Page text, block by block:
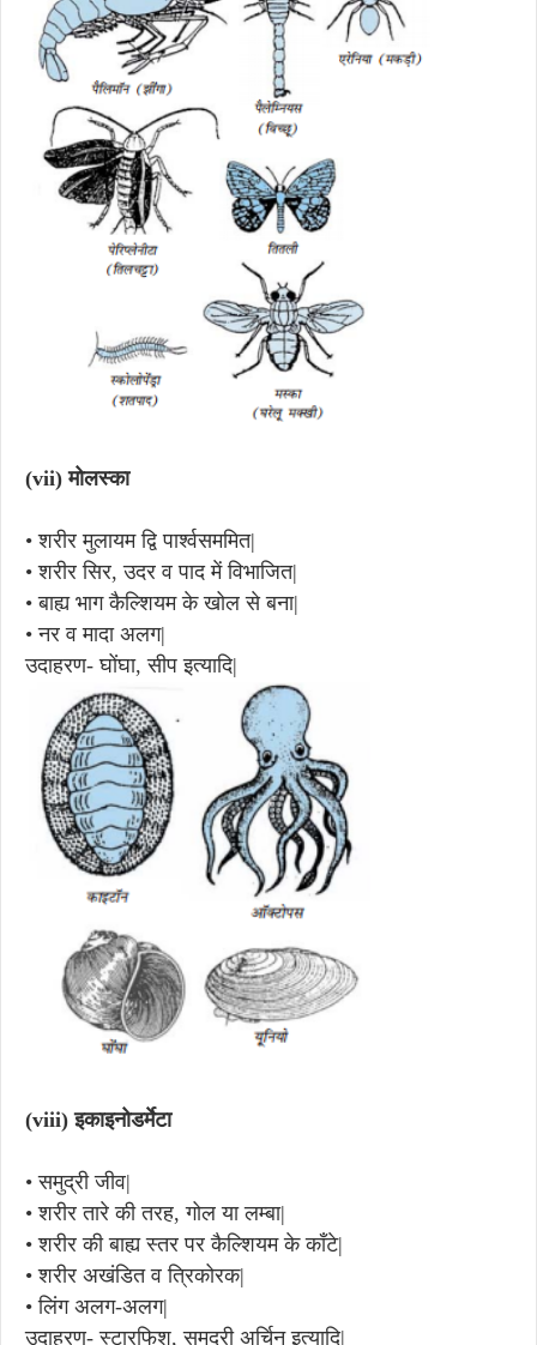
(vii) मोलस्का
• शरीर मुलायम द्वि पार्श्वसममित|
• शरीर सिर, उदर व पाद में विभाजित|
• बाह्य भाग कैल्शियम के खोल से बना|
• नर व मादा अलग|
उदाहरण- घोंघा, सीप इत्यादि|
(viii) इकाइनोडर्मेटा
• समुद्री जीव|
• शरीर तारे की तरह, गोल या लम्बा|
• शरीर की बाह्य स्तर पर कैल्शियम के काँटे|
• शरीर अखंडित व त्रिकोरक|
• लिंग अलग-अलग|
उदाहरण- स्टारफिश, समुद्री अर्चिन इत्यादि|